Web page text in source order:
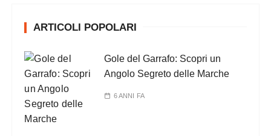
ARTICOLI POPOLARI
Gole del Garrafo: Scopri un
Angolo Segreto delle Marche
6 ANNI FA